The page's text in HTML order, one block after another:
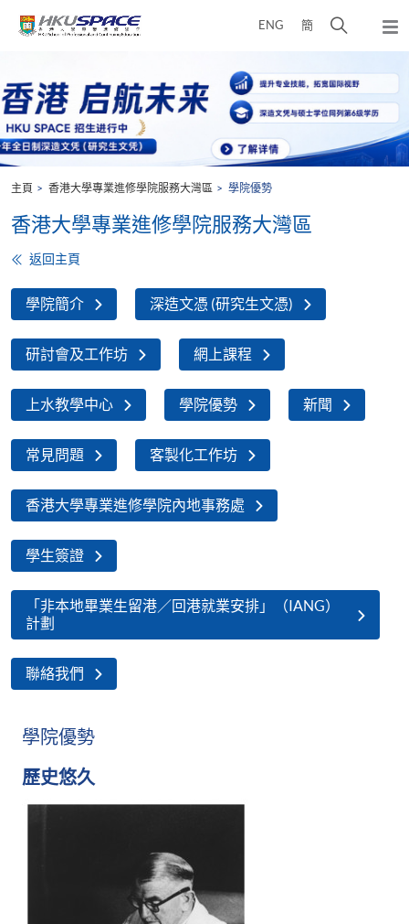
ENG 簡
開
搜
尋
介
面
彈
出
單
start
主頁 香港大學專業進修學院服務大灣區 學院優勢
香港大學專業進修學院服務大灣區
返回主頁
學院簡介 深造文憑 (研究生文憑)
研討會及工作坊 網上課程
上水教學中心 學院優勢 新聞
常見問題 客製化工作坊
香港大學專業進修學院內地事務處
學生簽證
「非本地畢業生留港／回港就業安排」（IANG）
計劃
聯絡我們
學院優勢
歷史悠久